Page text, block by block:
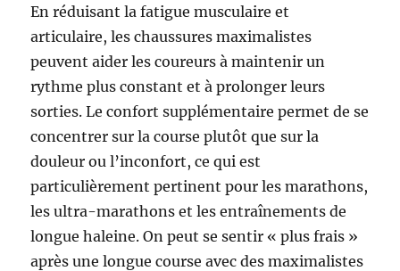
En réduisant la fatigue musculaire et
articulaire, les chaussures maximalistes
peuvent aider les coureurs à maintenir un
rythme plus constant et à prolonger leurs
sorties. Le confort supplémentaire permet de se
concentrer sur la course plutôt que sur la
douleur ou l’inconfort, ce qui est
particulièrement pertinent pour les marathons,
les ultra-marathons et les entraînements de
longue haleine. On peut se sentir « plus frais »
après une longue course avec des maximalistes